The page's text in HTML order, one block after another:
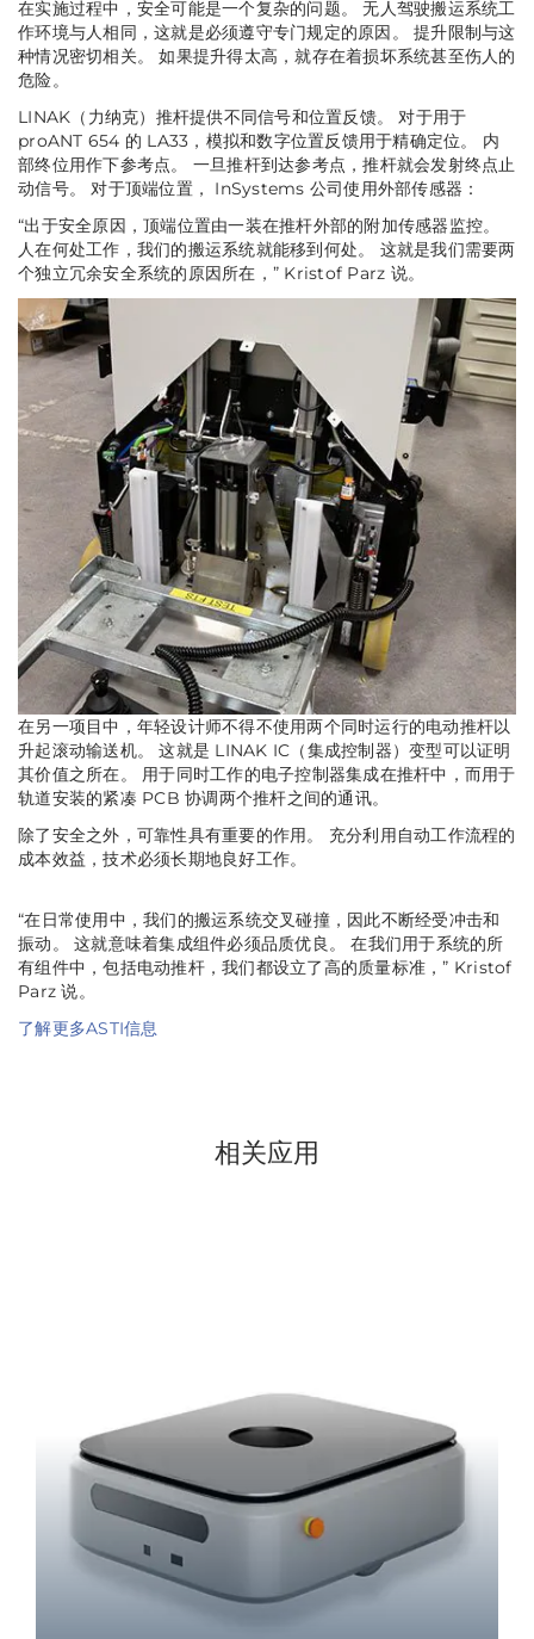
在实施过程中，安全可能是一个复杂的问题。 无人驾驶搬运系统工
作环境与人相同，这就是必须遵守专门规定的原因。 提升限制与这
种情况密切相关。 如果提升得太高，就存在着损坏系统甚至伤人的
危险。
LINAK（力纳克）推杆提供不同信号和位置反馈。 对于用于
proANT 654 的 LA33，模拟和数字位置反馈用于精确定位。 内
部终位用作下参考点。 一旦推杆到达参考点，推杆就会发射终点止
动信号。 对于顶端位置， InSystems 公司使用外部传感器：
“出于安全原因，顶端位置由一装在推杆外部的附加传感器监控。
人在何处工作，我们的搬运系统就能移到何处。 这就是我们需要两
个独立冗余安全系统的原因所在，” Kristof Parz 说。
在另一项目中，年轻设计师不得不使用两个同时运行的电动推杆以
升起滚动输送机。 这就是 LINAK IC（集成控制器）变型可以证明
其价值之所在。 用于同时工作的电子控制器集成在推杆中，而用于
轨道安装的紧凑 PCB 协调两个推杆之间的通讯。
除了安全之外，可靠性具有重要的作用。 充分利用自动工作流程的
成本效益，技术必须长期地良好工作。
“在日常使用中，我们的搬运系统交叉碰撞，因此不断经受冲击和
振动。 这就意味着集成组件必须品质优良。 在我们用于系统的所
有组件中，包括电动推杆，我们都设立了高的质量标准，” Kristof
Parz 说。
了解更多ASTI信息
相关应用